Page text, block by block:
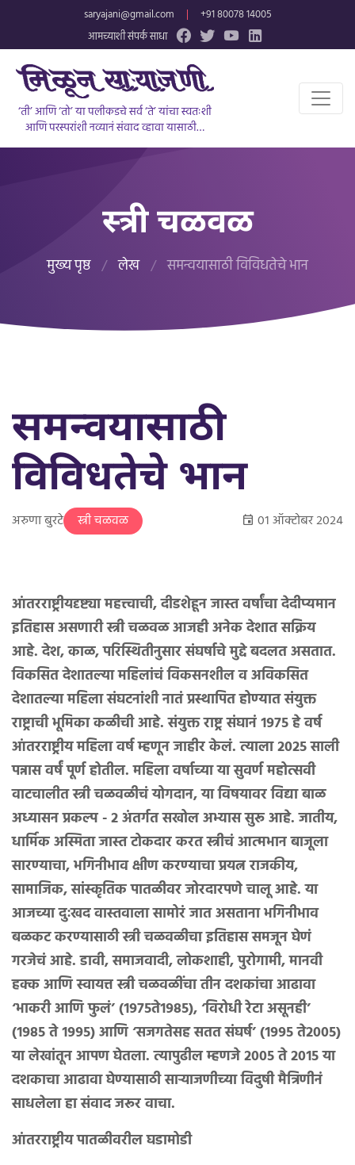
saryajani@gmail.com |
+91 80078 14005
आमच्याशी संपर्क साधा
‘ती’ आणि ‘तो’ या पलीकडचे सर्व ‘ते’ यांचा स्वतःशी
आणि परस्परांशी नव्यानं संवाद व्हावा यासाठी…
स्त्री चळवळ
मुख्य पृष्ठ / लेख / समन्वयासाठी विविधतेचे भान
समन्वयासाठी
विविधतेचे भान
अरुणा बुरटे स्त्री चळवळ ०१ ऑक्टोबर २०२४
आंतरराष्ट्रीयदृष्ट्या महत्त्वाची, दीडशेहून जास्त वर्षांचा देदीप्यमान
इतिहास असणारी स्त्री चळवळ आजही अनेक देशात सक्रिय
आहे. देश, काळ, परिस्थितीनुसार संघर्षाचे मुद्दे बदलत असतात.
विकसित देशातल्या महिलांचं विकसनशील व अविकसित
देशातल्या महिला संघटनांशी नातं प्रस्थापित होण्यात संयुक्त
राष्ट्राची भूमिका कळीची आहे. संयुक्त राष्ट्र संघानं १९७५ हे वर्ष
आंतरराष्ट्रीय महिला वर्ष म्हणून जाहीर केलं. त्याला २०२५ साली
पन्नास वर्षं पूर्ण होतील. महिला वर्षाच्या या सुवर्ण महोत्सवी
वाटचालीत स्त्री चळवळीचं योगदान, या विषयावर विद्या बाळ
अध्यासन प्रकल्प - २ अंतर्गत सखोल अभ्यास सुरू आहे. जातीय,
धार्मिक अस्मिता जास्त टोकदार करत स्त्रीचं आत्मभान बाजूला
सारण्याचा, भगिनीभाव क्षीण करण्याचा प्रयत्न राजकीय,
सामाजिक, सांस्कृतिक पातळीवर जोरदारपणे चालू आहे. या
आजच्या दुःखद वास्तवाला सामोरं जात असताना भगिनीभाव
बळकट करण्यासाठी स्त्री चळवळीचा इतिहास समजून घेणं
गरजेचं आहे. डावी, समाजवादी, लोकशाही, पुरोगामी, मानवी
हक्क आणि स्वायत्त स्त्री चळवळींचा तीन दशकांचा आढावा
‘भाकरी आणि फुलं’ (१९७५ते१९८५), ‘विरोधी रेटा असूनही’
(१९८५ ते १९९५) आणि ‘सजगतेसह सतत संघर्ष’ (१९९५ ते२००५)
या लेखांतून आपण घेतला. त्यापुढील म्हणजे २००५ ते २०१५ या
दशकाचा आढावा घेण्यासाठी साऱ्याजणीच्या विदुषी मैत्रिणीनं
साधलेला हा संवाद जरूर वाचा.
आंतरराष्ट्रीय पातळीवरील घडामोडी